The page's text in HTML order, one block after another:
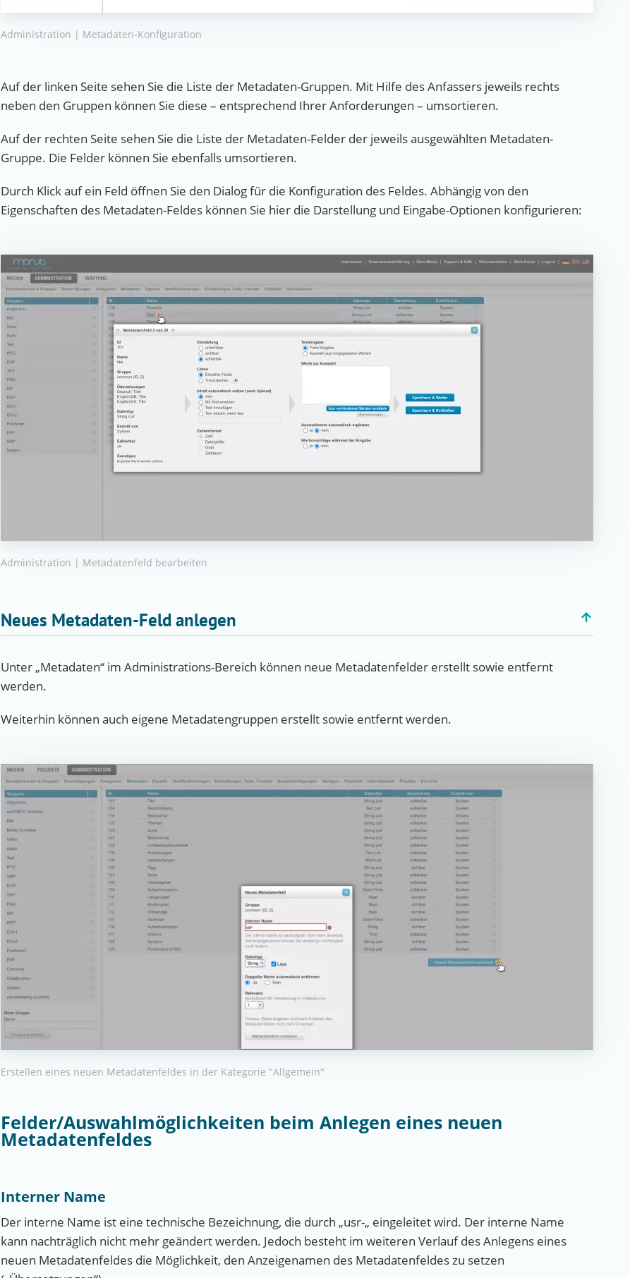
Administration | Metadaten-Konfiguration
Auf der linken Seite sehen Sie die Liste der Metadaten-Gruppen. Mit Hilfe des Anfassers jeweils rechts
neben den Gruppen können Sie diese – entsprechend Ihrer Anforderungen – umsortieren.
Auf der rechten Seite sehen Sie die Liste der Metadaten-Felder der jeweils ausgewählten Metadaten-
Gruppe. Die Felder können Sie ebenfalls umsortieren.
Durch Klick auf ein Feld öffnen Sie den Dialog für die Konfiguration des Feldes. Abhängig von den
Eigenschaften des Metadaten-Feldes können Sie hier die Darstellung und Eingabe-Optionen konfigurieren:
Administration | Metadatenfeld bearbeiten
Neues Metadaten-Feld anlegen
Unter „Metadaten“ im Administrations-Bereich können neue Metadatenfelder erstellt sowie entfernt
werden.
Weiterhin können auch eigene Metadatengruppen erstellt sowie entfernt werden.
Erstellen eines neuen Metadatenfeldes in der Kategorie "Allgemein"
Felder/Auswahlmöglichkeiten beim Anlegen eines neuen
Metadatenfeldes
Interner Name
Der interne Name ist eine technische Bezeichnung, die durch „usr-„ eingeleitet wird. Der interne Name
kann nachträglich nicht mehr geändert werden. Jedoch besteht im weiteren Verlauf des Anlegens eines
neuen Metadatenfeldes die Möglichkeit, den Anzeigenamen des Metadatenfeldes zu setzen